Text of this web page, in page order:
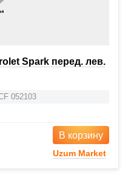
Spark перед. лев.
052103
В корзину
Uzum Market